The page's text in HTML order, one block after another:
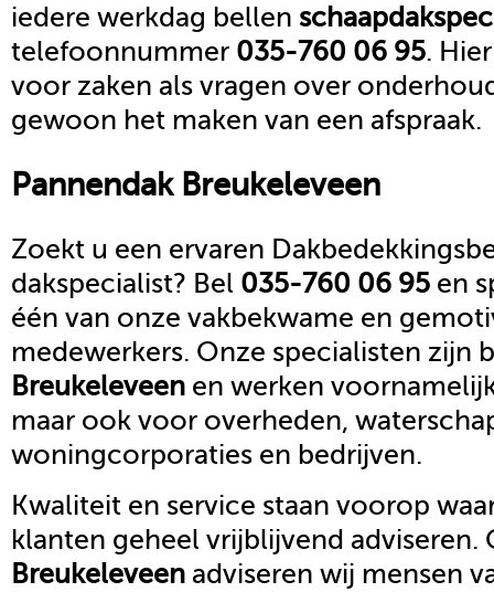
iedere werkdag bellen schaapdak
telefoonnummer 035-760 06 95.
voor zaken als vragen over
gewoon het maken van een afspraak.
Pannendak Breukeleveen
Zoekt u een ervaren
dakspecialist? Bel 035-760 06 95 en
één van onze vakbekwame en
medewerkers. Onze specialisten zijn
Breukeleveen en werken
maar ook voor overheden,
woningcorporaties en bedrijven.
Kwaliteit en service staan voorop
klanten geheel vrijblijvend adviseren.
Breukeleveen adviseren wij mensen